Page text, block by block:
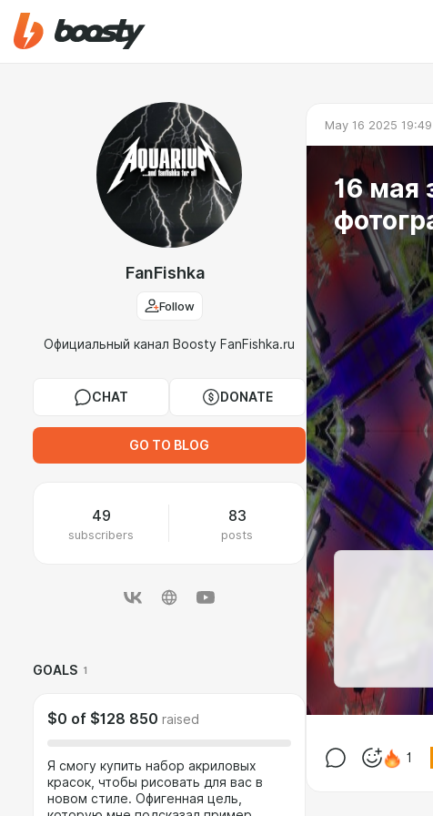
FanFishka
Follow
Официальный канал Boosty FanFishka.ru
CHAT DONATE
GO TO BLOG
49
subscribers
83
posts
GOALS 1
$0 of $128 850 raised
Я смогу купить набор акриловых
красок, чтобы рисовать для вас в
новом стиле. Офигенная цель,
May 16 2025 19:49
16 мая
1